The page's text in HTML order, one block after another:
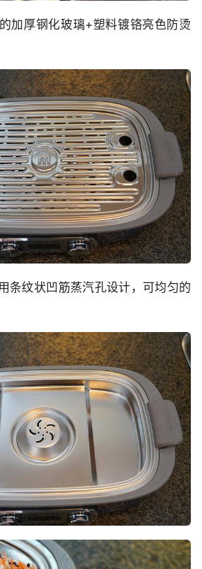
加厚钢化玻璃+塑料镀铬亮色防烫
条纹状凹筋蒸汽孔设计，可均匀的